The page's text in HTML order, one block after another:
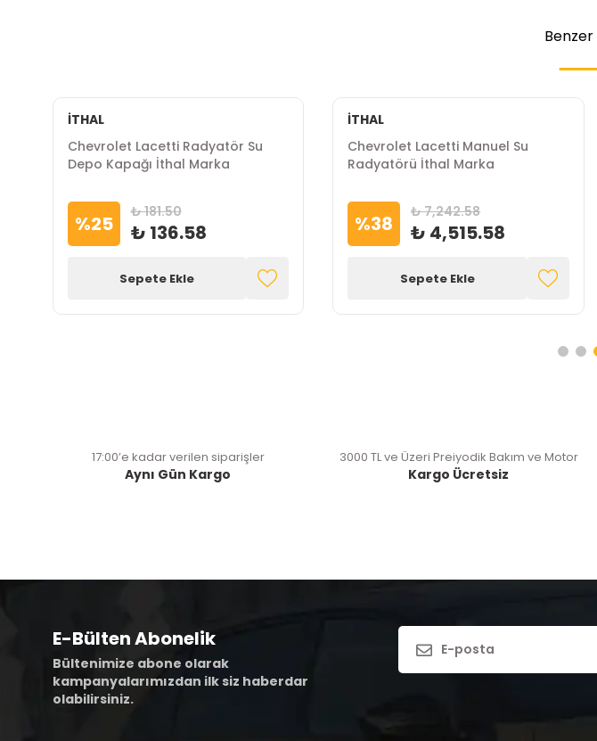
Benzer
İTHAL
Chevrolet Lacetti Radyatör Su
Depo Kapağı İthal Marka
%25 ₺ 181.50
₺ 136.58
Sepete Ekle
İTHAL
Chevrolet Lacetti Manuel Su
Radyatörü İthal Marka
%38 ₺ 7,242.58
₺ 4,515.58
Sepete Ekle
17:00’e kadar verilen siparişler
Aynı Gün Kargo
3000 TL ve Üzeri Preiyodik Bakım ve Motor
Kargo Ücretsiz
E-Bülten Abonelik
Bültenimize abone olarak
kampanyalarımızdan ilk siz haberdar
olabilirsiniz.